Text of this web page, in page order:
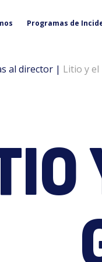
Programas de
al director | Litio y el